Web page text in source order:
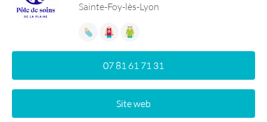
Sainte-Foy-lès-Lyon
07 81 61 71 31
Site web